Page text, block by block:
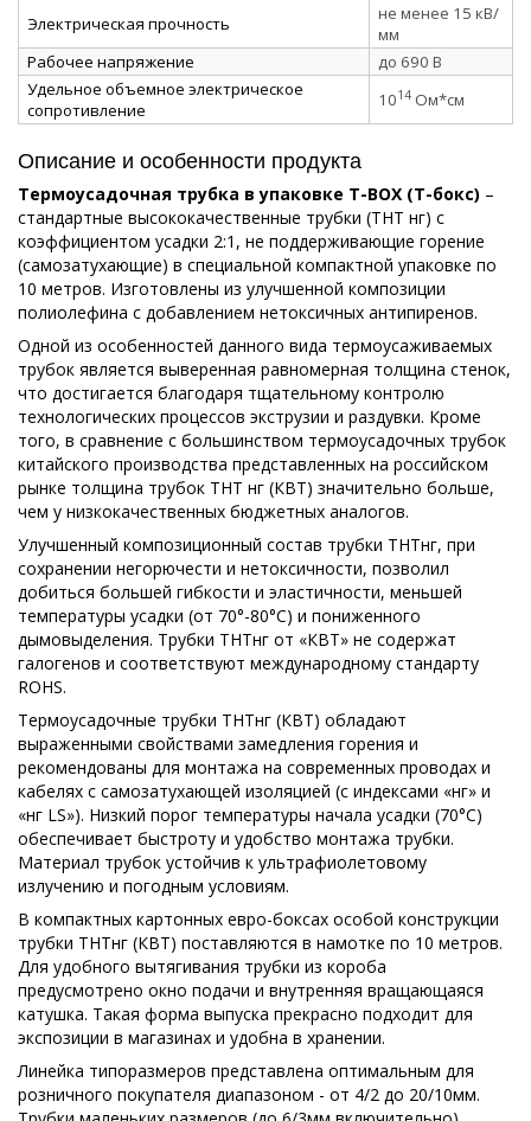
Электрическая прочность
не менее 15 кВ/
мм
Рабочее напряжение
до 690 В
Удельное объемное электрическое
сопротивление
1014 Ом*см
Описание и особенности продукта
Термоусадочная трубка в упаковке Т-ВОХ (Т-бокс) –
стандартные высококачественные трубки (ТНТ нг) с
коэффициентом усадки 2:1, не поддерживающие горение
(самозатухающие) в специальной компактной упаковке по
10 метров. Изготовлены из улучшенной композиции
полиолефина с добавлением нетоксичных антипиренов.
Одной из особенностей данного вида термоусаживаемых
трубок является выверенная равномерная толщина стенок,
что достигается благодаря тщательному контролю
технологических процессов экструзии и раздувки. Кроме
того, в сравнение с большинством термоусадочных трубок
китайского производства представленных на российском
рынке толщина трубок ТНТ нг (КВТ) значительно больше,
чем у низкокачественных бюджетных аналогов.
Улучшенный композиционный состав трубки ТНТнг, при
сохранении негорючести и нетоксичности, позволил
добиться большей гибкости и эластичности, меньшей
температуры усадки (от 70°-80°С) и пониженного
дымовыделения. Трубки ТНТнг от «КВТ» не содержат
галогенов и соответствуют международному стандарту
ROHS.
Термоусадочные трубки ТНТнг (КВТ) обладают
выраженными свойствами замедления горения и
рекомендованы для монтажа на современных проводах и
кабелях с самозатухающей изоляцией (с индексами «нг» и
«нг LS»). Низкий порог температуры начала усадки (70°С)
обеспечивает быстроту и удобство монтажа трубки.
Материал трубок устойчив к ультрафиолетовому
излучению и погодным условиям.
В компактных картонных евро-боксах особой конструкции
трубки ТНТнг (КВТ) поставляются в намотке по 10 метров.
Для удобного вытягивания трубки из короба
предусмотрено окно подачи и внутренняя вращающаяся
катушка. Такая форма выпуска прекрасно подходит для
экспозиции в магазинах и удобна в хранении.
Линейка типоразмеров представлена оптимальным для
розничного покупателя диапазоном - от 4/2 до 20/10мм.